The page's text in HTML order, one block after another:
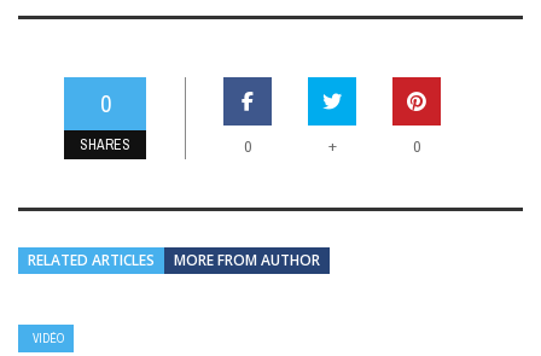
0
SHARES 0 + 0
RELATED ARTICLES MORE FROM AUTHOR
VIDÉO